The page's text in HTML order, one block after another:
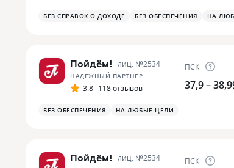
БЕЗ СПРАВОК О ДОХОДЕ БЕЗ ОБЕСПЕЧЕНИЯ НА
Пойдём! лиц. №2534
НАДЕЖНЫЙ ПАРТНЕР
3.8 118 отзывов
ПСК
37,9 –
БЕЗ ОБЕСПЕЧЕНИЯ НА ЛЮБЫЕ ЦЕЛИ
Пойдём! лиц. №2534 ПСК